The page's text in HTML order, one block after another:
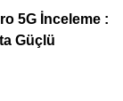
5G İnceleme :
Güçlü